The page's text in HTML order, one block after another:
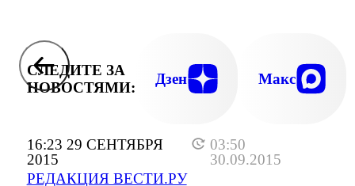
16:23 29 СЕНТЯБРЯ
2015
03:50
30.09.2015
РЕДАКЦИЯ ВЕСТИ.РУ
СЛЕДИТЕ ЗА
НОВОСТЯМИ:
Дзен Макс